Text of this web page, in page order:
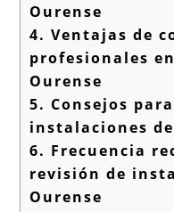
Ourense
4. Ventajas de
profesionales
Ourense
5. Consejos
instalaciones
6. Frecuencia
revisión de
Ourense